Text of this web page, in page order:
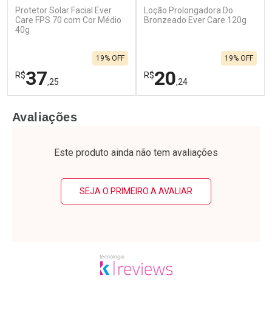
Protetor Solar Facial Ever
Care FPS 70 com Cor Médio
40g
R$37,25
19% OFF
Laboratório
Por Menos
Loção Prolongadora Do
Bronzeado Ever Care 120g
R$20,24
19% OFF
Laboratório
Por Menos
Avaliações
Este produto ainda não tem avaliações
SEJA O PRIMEIRO A AVALIAR